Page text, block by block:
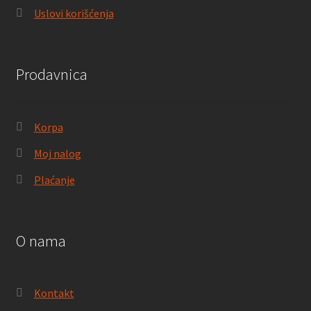
Uslovi korišćenja
Prodavnica
Korpa
Moj nalog
Plaćanje
O nama
Kontakt